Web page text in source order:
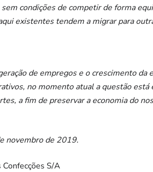
condições de competir de forma
existentes tendem a migrar para
de empregos e o crescimento
no momento atual a questão
a fim de preservar a economia do
novembro de 2019.
Confecções S/A